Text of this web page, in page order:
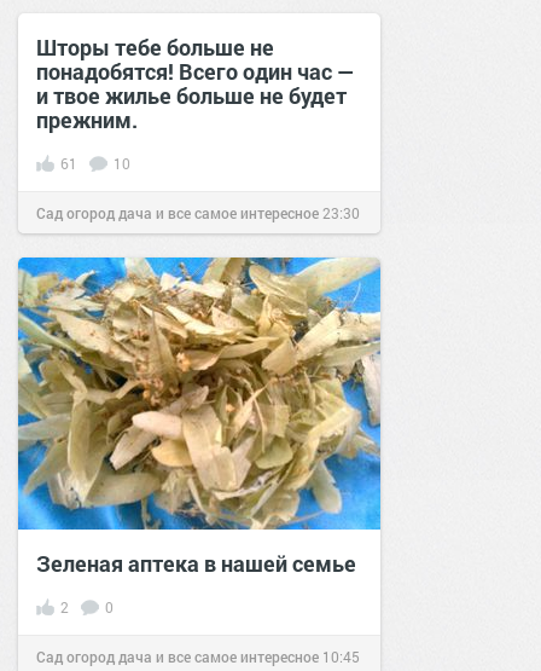
позитива! 09:00 29 июл 2023
Шторы тебе больше не
понадобятся! Всего один час —
и твое жилье больше не будет
прежним.
61 10
Сад огород дача и все самое интересное 23:30
25 окт 2016
Зеленая аптека в нашей семье
2 0
Сад огород дача и все самое интересное 10:45